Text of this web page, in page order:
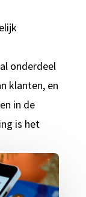
onderdeel
klanten, en
in de
is het